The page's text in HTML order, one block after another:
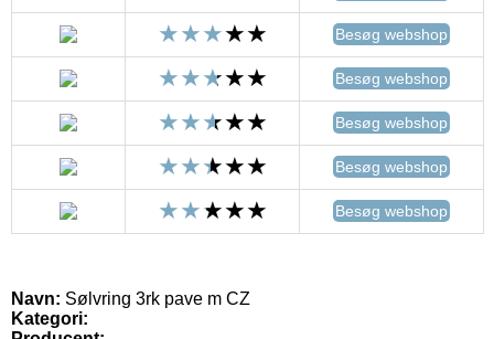
Besøg webshop
Besøg webshop
Besøg webshop
Besøg webshop
Besøg webshop
Navn: Sølvring 3rk pave m CZ
Kategori: